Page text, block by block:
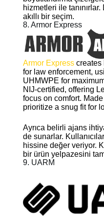
hizmetleri ile tanınırlar.
akıllı bir seçim.
8. Armor Express
Armor Express creates
for law enforcement,
UHMWPE for
NIJ-certified, offering
focus on comfort.
prioritize a snug fit for
Ayrıca belirli ajans
de sunarlar.
hissine değer veriyor.
bir ürün yelpazesini
9. UARM